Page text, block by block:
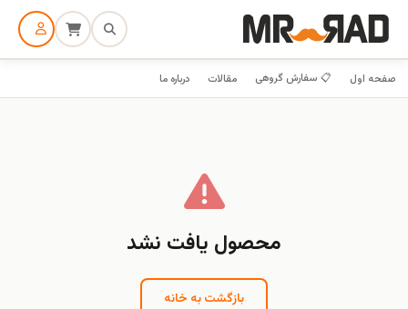
صفحه اول 📋 سفارش گروهی مقالات درباره ما
محصول یافت نشد
بازگشت به خانه